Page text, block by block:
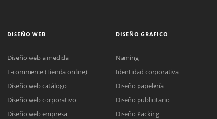
DISEÑO WEB
Diseño web a medida
E-commerce (Tienda online)
Diseño web catálogo
Diseño web corporativo
Diseño web empresa
DISEÑO GRAFICO
Naming
Identidad corporativa
Diseño papelería
Diseño publicitario
Diseño Packing